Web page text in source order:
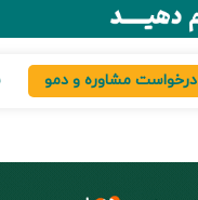
درخواست مشاوره و دمو